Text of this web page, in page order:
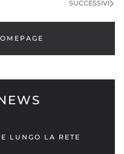
SUCCESSIVI
LUNGO LA RETE